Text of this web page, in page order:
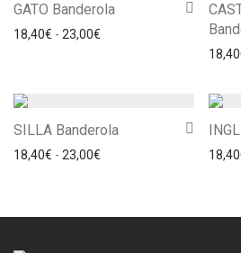
GATO Banderola
18,40€ - 23,00€ Rango de precios:
18,40
SILLA Banderola
18,40€ - 23,00€ Rango de precios: 18,40